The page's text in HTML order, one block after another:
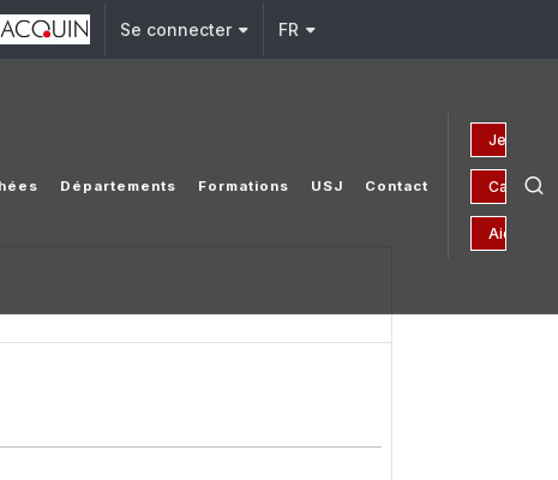
Se connecter FR
Je fais
Aides
Départements Formations USJ Contact